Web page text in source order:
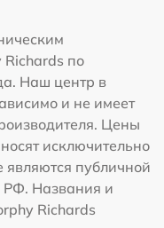
по
Наш центр в
и не имеет
Цены
исключительно
являются публичной
РФ. Названия и
Richards